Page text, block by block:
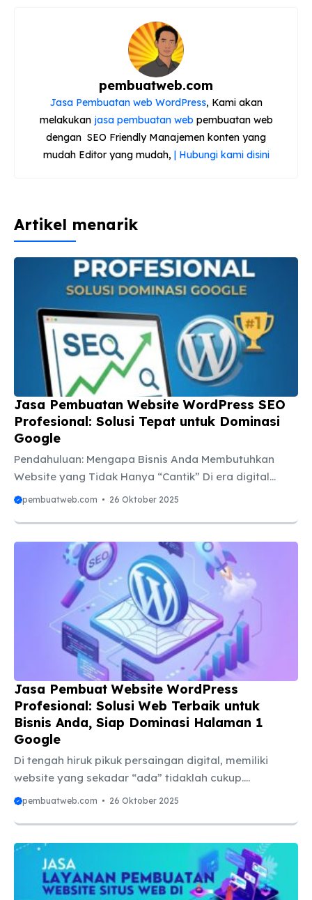
pembuatweb.com
Jasa Pembuatan web WordPress, Kami akan
melakukan jasa pembuatan web pembuatan web
dengan SEO Friendly Manajemen konten yang
mudah Editor yang mudah, | Hubungi kami disini
Artikel menarik
Jasa Pembuatan Website WordPress SEO
Profesional: Solusi Tepat untuk Dominasi
Google
Pendahuluan: Mengapa Bisnis Anda Membutuhkan
Website yang Tidak Hanya “Cantik” Di era digital
yang serba cepat ini, memiliki kehadiran online bukan
bisnis, baik itu Usaha Mikro, Kecil, dan Menengah
(UMKM), perusahaan berskala besar, maupun
profesional individu, sebuah website berfungsi
sebagai kantor pusat digital Anda yang beroperasi 24
jam sehari, 7 hari seminggu. Website adalah platform
utama untuk membangun kredibilitas, menampilkan
portofolio, dan menjangkau audiens tanpa batas
geografis. Namun, mari kita hadapi kenyataan:
pembuatweb.com 26 Oktober 2025
Jasa Pembuat Website WordPress
Profesional: Solusi Web Terbaik untuk
Bisnis Anda, Siap Dominasi Halaman 1
Google
Di tengah hiruk pikuk persaingan digital, memiliki
website yang sekadar “ada” tidaklah cukup.
Kehadiran online yang kuat haruslah didukung oleh
Optimization (SEO) yang agresif. Website Anda
adalah aset digital terpenting, beroperasi 24/7 untuk
membangun kredibilitas, menjangkau audiens global,
dan yang paling utama, menghasilkan konversi.
pembuatweb.com 26 Oktober 2025